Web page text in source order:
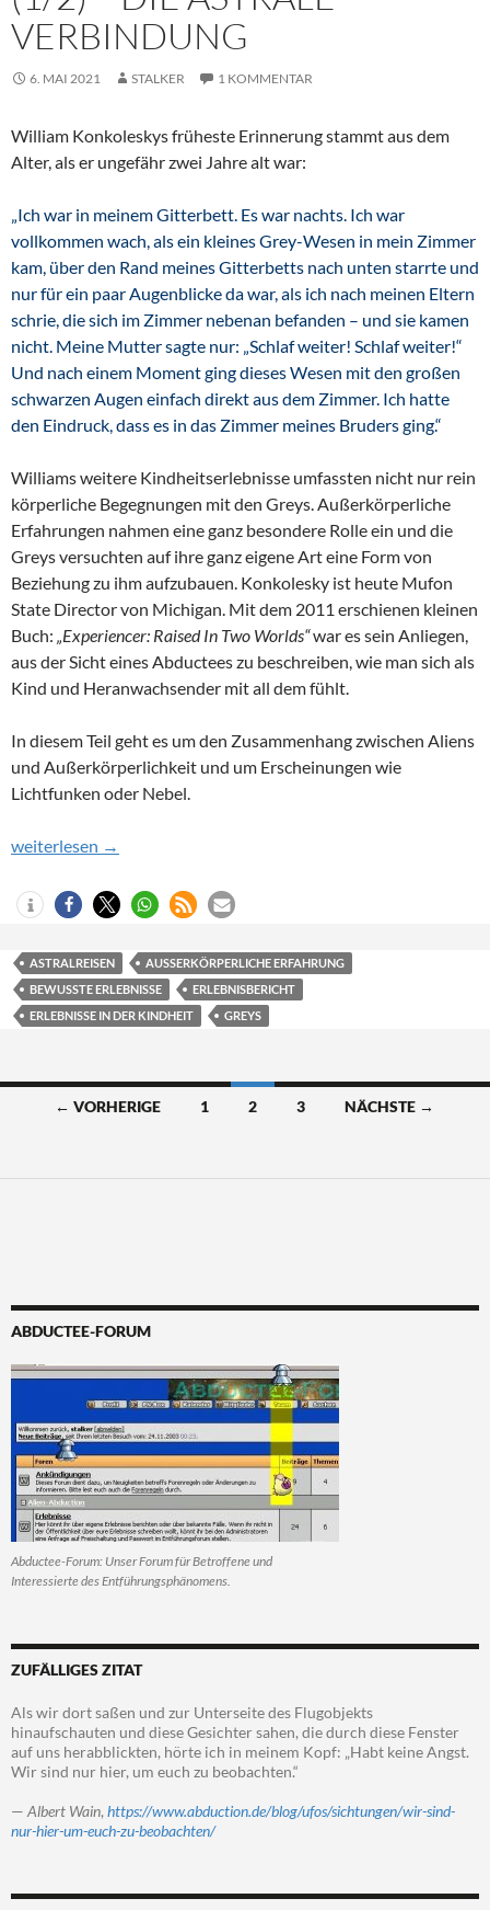
VERBINDUNG
6. MAI 2021 STALKER 1 KOMMENTAR
William Konkoleskys früheste Erinnerung stammt aus dem
Alter, als er ungefähr zwei Jahre alt war:
„Ich war in meinem Gitterbett. Es war nachts. Ich war
vollkommen wach, als ein kleines Grey-Wesen in mein Zimmer
kam, über den Rand meines Gitterbetts nach unten starrte und
nur für ein paar Augenblicke da war, als ich nach meinen Eltern
schrie, die sich im Zimmer nebenan befanden – und sie kamen
nicht. Meine Mutter sagte nur: „Schlaf weiter! Schlaf weiter!“
Und nach einem Moment ging dieses Wesen mit den großen
schwarzen Augen einfach direkt aus dem Zimmer. Ich hatte
den Eindruck, dass es in das Zimmer meines Bruders ging.“
Williams weitere Kindheitserlebnisse umfassten nicht nur rein
körperliche Begegnungen mit den Greys. Außerkörperliche
Erfahrungen nahmen eine ganz besondere Rolle ein und die
Greys versuchten auf ihre ganz eigene Art eine Form von
Beziehung zu ihm aufzubauen. Konkolesky ist heute Mufon
State Director von Michigan. Mit dem 2011 erschienen kleinen
Buch: „Experiencer: Raised In Two Worlds“war es sein Anliegen,
aus der Sicht eines Abductees zu beschreiben, wie man sich als
Kind und Heranwachsender mit all dem fühlt.
In diesem Teil geht es um den Zusammenhang zwischen Aliens
und Außerkörperlichkeit und um Erscheinungen wie
Lichtfunken oder Nebel.
William Konkoleskys Kindheitserlebnisse (1/2) – Die astrale
weiterlesen →
ASTRALREISEN
AUSSERKÖRPERLICHE ERFAHRUNG
BEWUSSTE ERLEBNISSE
ERLEBNISBERICHT
ERLEBNISSE IN DER KINDHEIT
GREYS
Beitragsnavigation
← VORHERIGE 1 2 3 NÄCHSTE →
ABDUCTEE-FORUM
Abductee-Forum: Unser Forum für Betroffene und
Interessierte des Entführungsphänomens.
ZUFÄLLIGES ZITAT
Als wir dort saßen und zur Unterseite des Flugobjekts
hinaufschauten und diese Gesichter sahen, die durch diese Fenster
auf uns herabblickten, hörte ich in meinem Kopf: „Habt keine Angst.
Wir sind nur hier, um euch zu beobachten.“
— Albert Wain, https://www.abduction.de/blog/ufos/sichtungen/wir-sind-
nur-hier-um-euch-zu-beobachten/